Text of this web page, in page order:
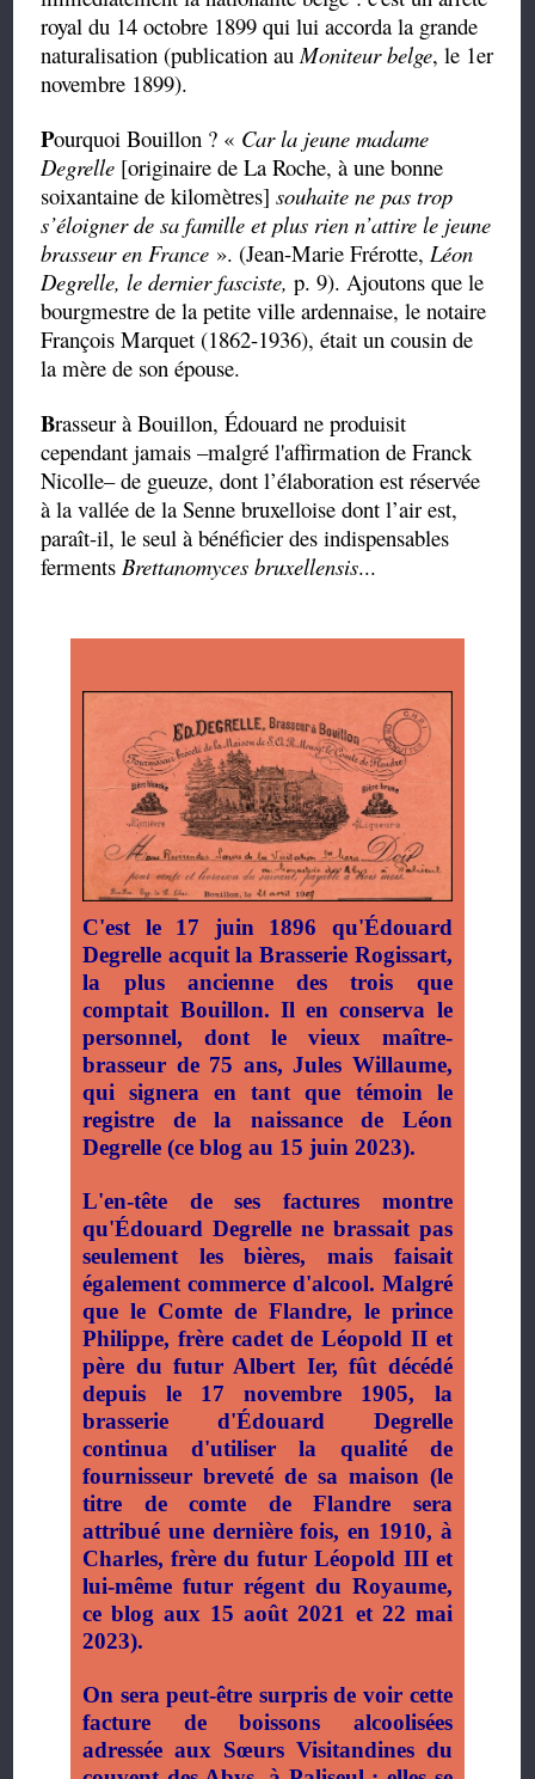
royal du 14 octobre 1899 qui lui accorda la grande
naturalisation (publication auMoniteur belge, le 1er
novembre 1899).
Pourquoi Bouillon ? « Car la jeune madame
Degrelle [originaire de La Roche, à une bonne
soixantaine de kilomètres]souhaite ne pas trop
s’éloigner de sa famille et plus rien n’attire le jeune
brasseur en France ». (Jean-Marie Frérotte,Léon
Degrelle, le dernier fasciste, p. 9). Ajoutons que le
bourgmestre de la petite ville ardennaise, le notaire
François Marquet (1862-1936), était un cousin de
la mère de son épouse.
Brasseur à Bouillon, Édouard ne produisit
cependant jamais –malgré l'affirmation de Franck
Nicolle– de gueuze, dont l’élaboration est réservée
à la vallée de la Senne bruxelloise dont l’air est,
paraît-il, le seul à bénéficier des indispensables
fermentsBrettanomyces bruxellensis...
C'est le 17 juin 1896 qu'Édouard
Degrelle acquit la Brasserie Rogissart,
la plus ancienne des trois que
comptait Bouillon. Il en conserva le
personnel, dont le vieux maître-
brasseur de 75 ans, Jules Willaume,
qui signera en tant que témoin le
registre de la naissance de Léon
Degrelle (ce blog au 15 juin 2023).
L'en-tête de ses factures montre
qu'Édouard Degrelle ne brassait pas
seulement les bières, mais faisait
également commerce d'alcool. Malgré
que le Comte de Flandre, le prince
Philippe, frère cadet de Léopold II et
père du futur Albert Ier, fût décédé
depuis le 17 novembre 1905, la
brasserie d'Édouard Degrelle
continua d'utiliser la qualité de
fournisseur breveté de sa maison (le
titre de comte de Flandre sera
attribué une dernière fois, en 1910, à
Charles, frère du futur Léopold III et
lui-même futur régent du Royaume,
ce blog aux 15 août 2021 et 22 mai
2023).
On sera peut-être surpris de voir cette
facture de boissons alcoolisées
adressée aux Sœurs Visitandines du